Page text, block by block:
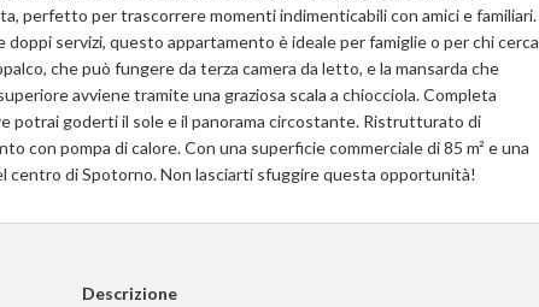
perfetto per trascorrere momenti indimenticabili con amici e familiari.
servizi, questo appartamento è ideale per famiglie o per chi cerca
che può fungere da terza camera da letto, e la mansarda che
avviene tramite una graziosa scala a chiocciola. Completa
potrai goderti il sole e il panorama circostante. Ristrutturato di
con pompa di calore. Con una superficie commerciale di 85 m² e una
centro di Spotorno. Non lasciarti sfuggire questa opportunità!
Descrizione